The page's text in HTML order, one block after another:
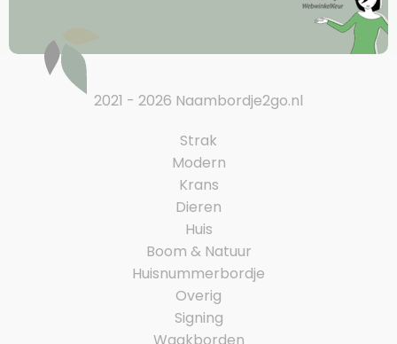
2021 - 2026 Naambordje2go.nl
Strak
Modern
Krans
Dieren
Huis
Boom & Natuur
Huisnummerbordje
Overig
Signing